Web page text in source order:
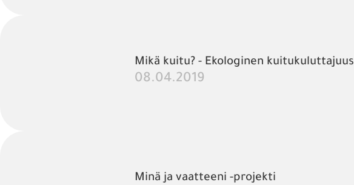
Mikä kuitu? - Ekologinen kuitukuluttajuus
08.04.2019
Minä ja vaatteeni -projekti